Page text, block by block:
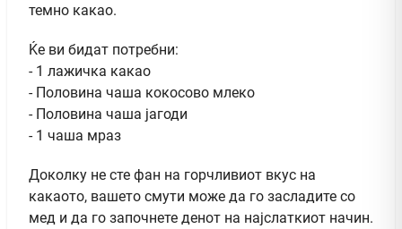
темно какао.
Ќе ви бидат потребни:
- 1 лажичка какао
- Половина чаша кокосово млеко
- Половина чаша јагоди
- 1 чаша мраз
Доколку не сте фан на горчливиот вкус на
какаото, вашето смути може да го засладите со
мед и да го започнете денот на најслаткиот начин.